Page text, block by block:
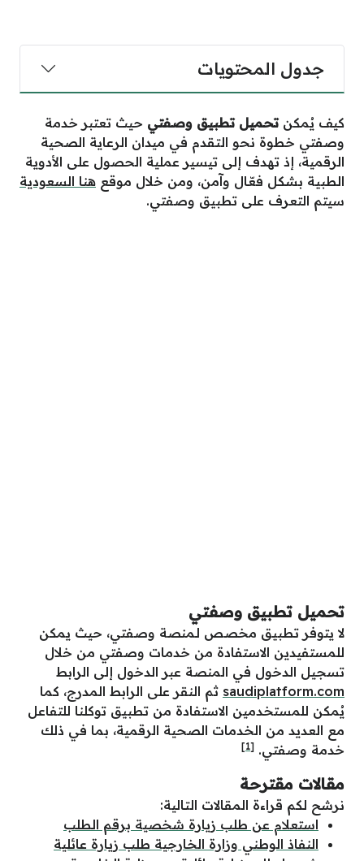
جدول المحتويات
كيف يُمكن تحميل تطبيق وصفتي حيث تعتبر خدمة
وصفتي خطوة نحو التقدم في ميدان الرعاية الصحية
الرقمية، إذ تهدف إلى تيسير عملية الحصول على الأدوية
الطبية بشكل فعّال وآمن، ومن خلال موقع هنا السعودية
سيتم التعرف على تطبيق وصفتي.
تحميل تطبيق وصفتي
لا يتوفر تطبيق مخصص لـمنصة وصفتي، حيث يمكن
للمستفيدين الاستفادة من خدمات وصفتي من خلال
تسجيل الدخول في المنصة عبر الدخول إلى الرابط
saudiplatform.com ثم النقر على الرابط المدرج، كما
يُمكن للمستخدمين الاستفادة من تطبيق توكلنا للتفاعل
مع العديد من الخدمات الصحية الرقمية، بما في ذلك
خدمة وصفتي. [1]
مقالات مقترحة
نرشح لكم قراءة المقالات التالية:
استعلام عن طلب زيارة شخصية برقم الطلب
النفاذ الوطني وزارة الخارجية طلب زيارة عائلية